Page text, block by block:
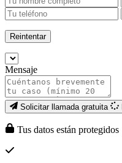
Reintentar
Mensaje
Solicitar llamada gratuita
Tus datos están protegidos